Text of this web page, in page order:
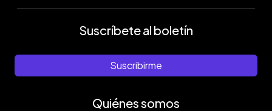
Suscríbete al boletín
Suscribirme
Quiénes somos